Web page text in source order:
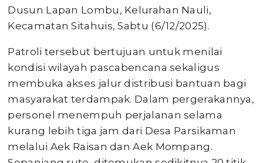
Dusun Lapan Lombu, Kelurahan Nauli,
Kecamatan Sitahuis, Sabtu (6/12/2025).
Patroli tersebut bertujuan untuk menilai
kondisi wilayah pascabencana sekaligus
membuka akses jalur distribusi bantuan bagi
masyarakat terdampak. Dalam pergerakannya,
personel menempuh perjalanan selama
kurang lebih tiga jam dari Desa Parsikaman
melalui Aek Raisan dan Aek Mompang.